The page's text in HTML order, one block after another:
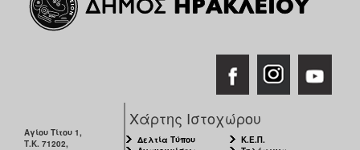
Αγίου Τίτου 1,
Τ.Κ. 71202,
Χάρτης Ιστοχώρου
Δελτία Τύπου
Κ.Ε.Π.